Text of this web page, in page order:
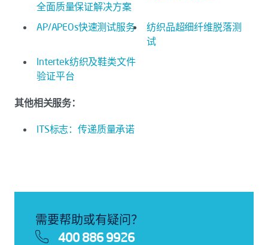
全面质量保证解决方案
AP/APEOs快速测试服务
纺织品超细纤维脱落测
试
Intertek纺织及鞋类文件
验证平台
其他相关服务：
ITS标志：传递质量承诺
需要帮助或有疑问？
400 886 9926